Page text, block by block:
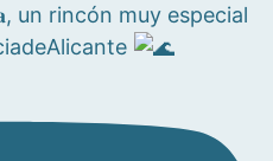
un rincón muy especial